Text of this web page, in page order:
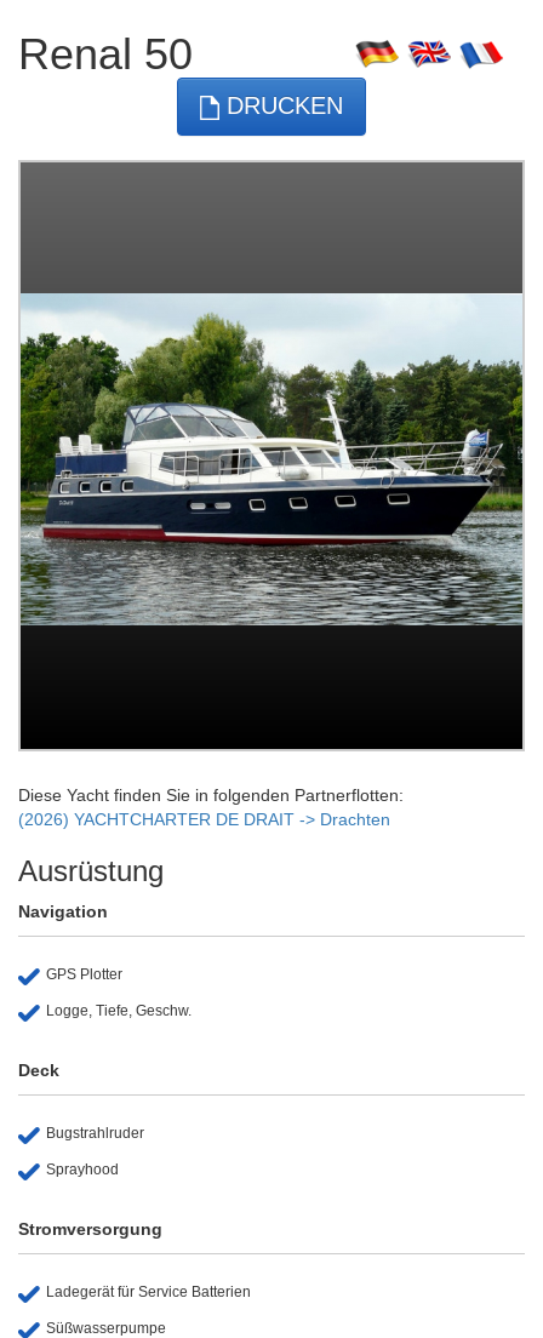
Renal 50
DRUCKEN
Diese Yacht finden Sie in folgenden Partnerflotten:
(2026) YACHTCHARTER DE DRAIT -> Drachten
Ausrüstung
Navigation
GPS Plotter
Logge, Tiefe, Geschw.
Deck
Bugstrahlruder
Sprayhood
Stromversorgung
Ladegerät für Service Batterien
Süßwasserpumpe